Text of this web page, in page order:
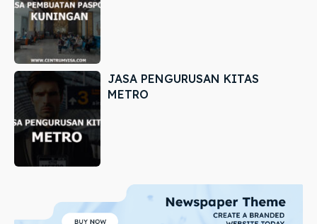
JASA PENGURUSAN KITAS
METRO